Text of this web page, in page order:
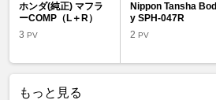
ホンダ(純正) マフラ
ーCOMP（L＋R）
3 PV
Nippon Tansha Bod
y SPH-047R
2PV
もっと見る